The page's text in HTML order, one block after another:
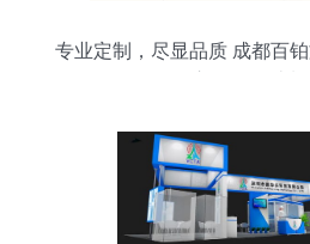
专业定制，尽显品质 成都百